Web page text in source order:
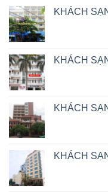
KHÁCH
KHÁCH
KHÁCH
KHÁCH